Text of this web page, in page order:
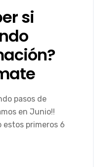
si
pasos de
en Junio!!
estos primeros 6